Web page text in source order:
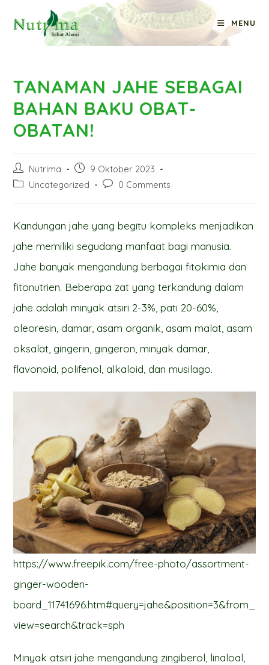
MENU
Blog
TANAMAN JAHE SEBAGAI
BAHAN BAKU OBAT-
OBATAN!
Post
author:
Nutrima
Post
published:
9 Oktober 2023
PostUncategorized
Post0 Comments
Kandungan jahe yang begitu kompleks menjadikan
jahe memiliki segudang manfaat bagi manusia.
Jahe banyak mengandung berbagai fitokimia dan
fitonutrien. Beberapa zat yang terkandung dalam
jahe adalah minyak atsiri 2-3%, pati 20-60%,
oleoresin, damar, asam organik, asam malat, asam
oksalat, gingerin, gingeron, minyak damar,
flavonoid, polifenol, alkaloid, dan musilago.
https://www.freepik.com/free-photo/assortment-
ginger-wooden-
board_11741696.htm#query=jahe&position=3&from_
view=search&track=sph
Minyak atsiri jahe mengandung zingiberol, linaloal,